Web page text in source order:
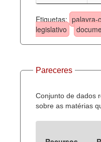
Etiquetas: palavra-
legislativo
Pareceres
Conjunto de dados
sobre as matérias